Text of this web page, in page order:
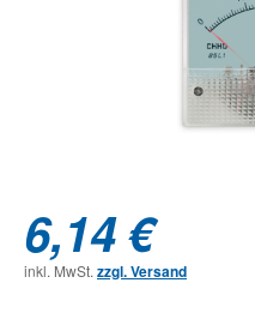
6,14 €
inkl. MwSt. zzgl. Versand